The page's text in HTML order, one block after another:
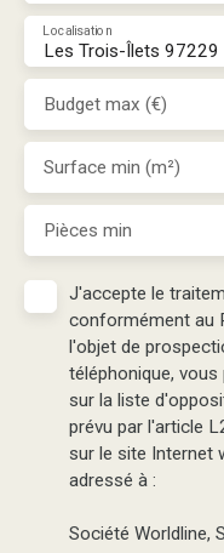
Les Trois-Îlets 97229
Localisation
Budget max (€)
Surface min (m²)
Pièces min
J'accepte le
conformément au
l'objet de
téléphonique,
sur la liste
prévu par l'article
sur le site Internet
adressé à :
Société Worldline,